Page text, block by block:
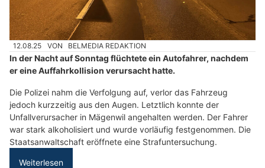
12.08.25 VON BELMEDIA REDAKTION
In der Nacht auf Sonntag flüchtete ein Autofahrer, nachdem
er eine Auffahrkollision verursacht hatte.
Die Polizei nahm die Verfolgung auf, verlor das Fahrzeug
jedoch kurzzeitig aus den Augen. Letztlich konnte der
Unfallverursacher in Mägenwil angehalten werden. Der Fahrer
war stark alkoholisiert und wurde vorläufig festgenommen. Die
Staatsanwaltschaft eröffnete eine Strafuntersuchung.
Weiterlesen